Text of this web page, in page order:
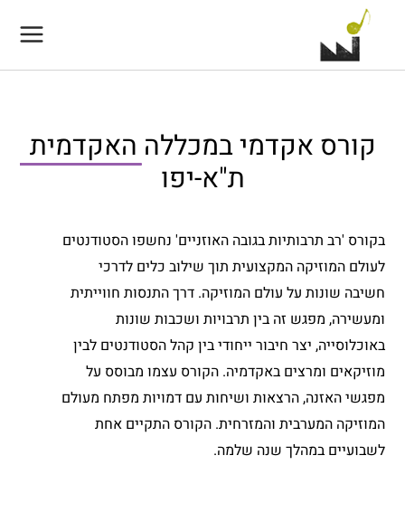
Main
Menu
קורס אקדמי במכללה האקדמית
ת"א-יפו
בקורס 'רב תרבותיות בגובה האוזניים' נחשפו הסטודנטים
לעולם המוזיקה המקצועית תוך שילוב כלים לדרכי
חשיבה שונות על עולם המוזיקה. דרך התנסות חווייתית
ומעשירה, מפגש זה בין תרבויות ושכבות שונות
באוכלוסייה, יצר חיבור ייחודי בין קהל הסטודנטים לבין
מוזיקאים ומרצים באקדמיה. הקורס עצמו מבוסס על
מפגשי האזנה, הרצאות ושיחות עם דמויות מפתח מעולם
המוזיקה המערבית והמזרחית. הקורס התקיים אחת
לשבועיים במהלך שנה שלמה.
En